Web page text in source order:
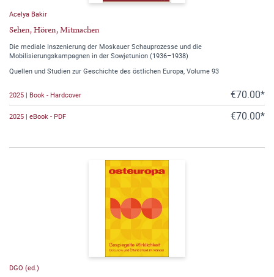
Acelya Bakir
Sehen, Hören, Mitmachen
Die mediale Inszenierung der Moskauer Schauprozesse und die
Mobilisierungskampagnen in der Sowjetunion (1936–1938)
Quellen und Studien zur Geschichte des östlichen Europa, Volume 93
2025 | Book - Hardcover €70.00*
2025 | eBook - PDF €70.00*
DGO (ed.)